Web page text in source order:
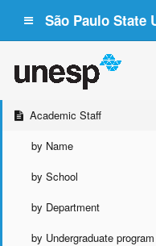
São Paulo State
Academic Staff
by Name
by School
by Department
by Undergraduate program